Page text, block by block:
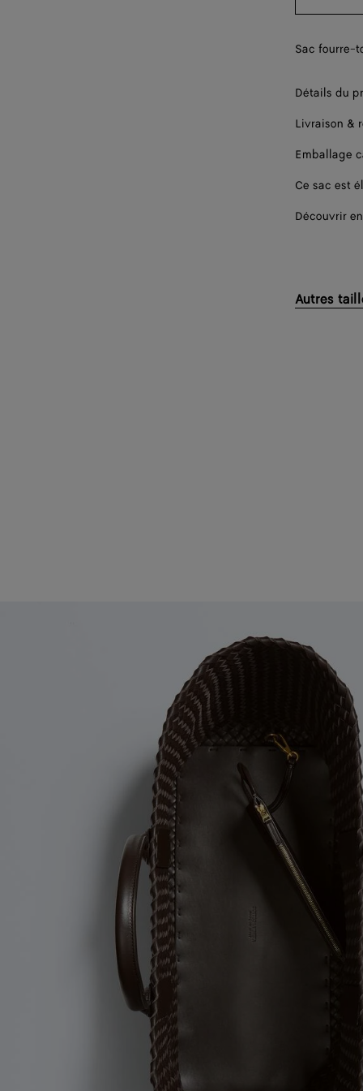
Sac fourre-
Détails du
Livraison &
Emballage
Ce sac est
Découvrir
Autres